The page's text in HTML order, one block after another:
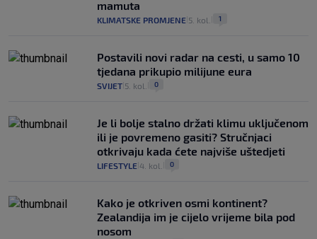
mamuta
KLIMATSKE PROMJENE 5. kol. 1
Postavili novi radar na cesti, u samo 10
tjedana prikupio milijune eura
SVIJET 5. kol. 0
Je li bolje stalno držati klimu uključenom
ili je povremeno gasiti? Stručnjaci
otkrivaju kada ćete najviše uštedjeti
LIFESTYLE 4. kol. 0
Kako je otkriven osmi kontinent?
Zealandija im je cijelo vrijeme bila pod
nosom